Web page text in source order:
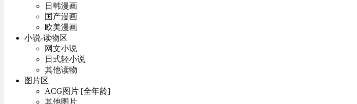
日韩漫画
国产漫画
欧美漫画
小说-读物区
网文小说
日式轻小说
其他读物
图片区
ACG图片 [全年龄]
其他图片